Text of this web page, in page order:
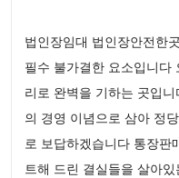
법인장임대 법인장안전한
필수 불가결한 요소입니다
리로 완벽을 기하는 곳입
의 경영 이념으로 삼아 정
로 보답하겠습니다 통장판
트해 드린 결실들을 살아